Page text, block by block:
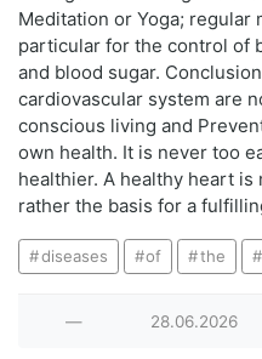
Meditation or Yoga; regular
particular for the control of
and blood sugar.
cardiovascular system are
conscious living and
own health. It is never too
healthier. A healthy heart
rather the basis for a
diseases of the
— 28.06.2026